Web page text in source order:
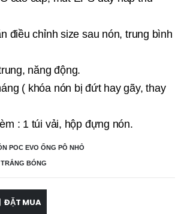
điều chỉnh size sau nón, trung bình
năng động.
( khóa nón bị đứt hay gãy, thay
: 1 túi vải, hộp đựng nón.
POC EVO ỐNG PÔ NHỎ
BÓNG
ĐẶT MUA